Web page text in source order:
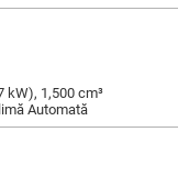
kW), 1,500 cm³
Automată